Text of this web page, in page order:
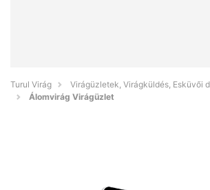
Turul Virág
Virágüzletek, Virágküldés, Esküvői
Álomvirág Virágüzlet